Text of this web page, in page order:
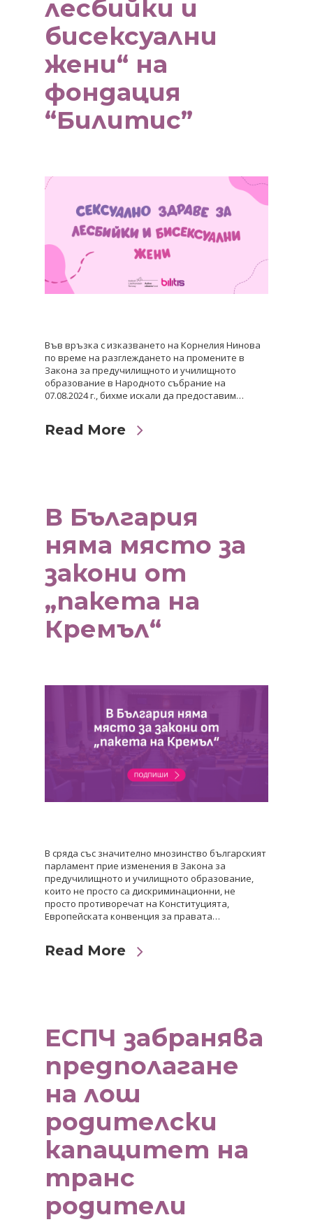
лесбийки и
бисексуални
жени“ на
фондация
“Билитис”
Във връзка с изказването на Корнелия Нинова
по време на разглеждането на промените в
Закона за предучилищното и училищното
образование в Народното събрание на
07.08.2024 г., бихме искали да предоставим…
Read More
В България
няма място за
закони от
„пакета на
Кремъл“
В сряда със значително мнозинство българският
парламент прие изменения в Закона за
предучилищното и училищното образование,
които не просто са дискриминационни, не
просто противоречат на Конституцията,
Европейската конвенция за правата…
Read More
ЕСПЧ забранява
предполагане
на лош
родителски
капацитет на
транс
родители